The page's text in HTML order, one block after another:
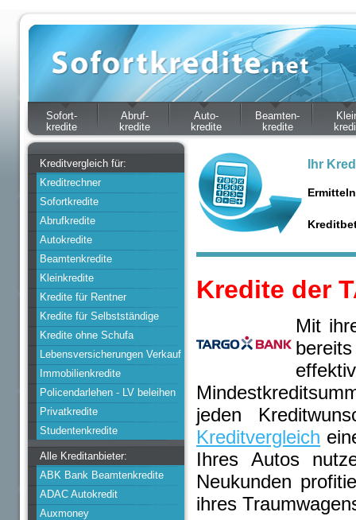
Sofort-
kredite
Abruf-
kredite
Auto-
kredite
Beamten-
kredite
Kreditvergleich für:
Kreditrechner
Sofortkredite
Abrufkredite
Autokredite
Beamtenkredite
Kleinkredite
Kredite für Rentner
Kredite für Selbstständige
Kredite ohne Schufa
Lebensversicherungen Verkauf
Immobilienkredite
Policendarlehen - LV beleihen
Privatkredite
Studentenkredite
Alle Kreditanbieter:
ABK Bank Beamtenkredite
ADAC Autokredit
Auxmoney
Ihr
Kredite der
Mit
jeden
Kreditvergleich
Ihres Autos
Neukunden
ihres